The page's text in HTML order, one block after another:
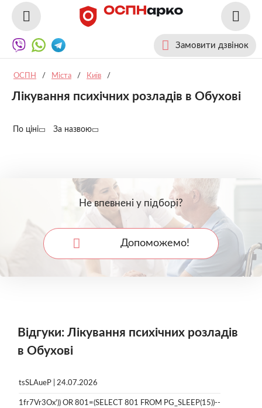
Замовити дзвінок
ОСПН / Міста / Київ /
Лікування психічних розладів в Обухові
По ціні За назвою
Не впевнені у підборі?
Допоможемо!
Відгуки: Лікування психічних розладів
в Обухові
tsSLAueP | 24.07.2026
1fr7Vr3Ox')) OR 801=(SELECT 801 FROM PG_SLEEP(15))--